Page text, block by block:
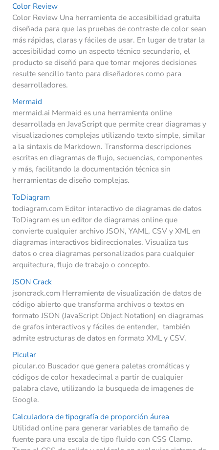
Color Review
Color Review Una herramienta de accesibilidad gratuita
diseñada para que las pruebas de contraste de color sean
más rápidas, claras y fáciles de usar. En lugar de tratar la
accesibilidad como un aspecto técnico secundario, el
producto se diseñó para que tomar mejores decisiones
resulte sencillo tanto para diseñadores como para
desarrolladores.
Mermaid
mermaid.ai Mermaid es una herramienta online
desarrollada en JavaScript que permite crear diagramas y
visualizaciones complejas utilizando texto simple, similar
a la sintaxis de Markdown. Transforma descripciones
escritas en diagramas de flujo, secuencias, componentes
y más, facilitando la documentación técnica sin
herramientas de diseño complejas.
ToDiagram
todiagram.com Editor interactivo de diagramas de datos
ToDiagram es un editor de diagramas online que
convierte cualquier archivo JSON, YAML, CSV y XML en
diagramas interactivos bidireccionales. Visualiza tus
datos o crea diagramas personalizados para cualquier
arquitectura, flujo de trabajo o concepto.
JSON Crack
jsoncrack.com Herramienta de visualización de datos de
código abierto que transforma archivos o textos en
formato JSON (JavaScript Object Notation) en diagramas
de grafos interactivos y fáciles de entender, también
admite estructuras de datos en formato XML y CSV.
Picular
picular.co Buscador que genera paletas cromáticas y
códigos de color hexadecimal a partir de cualquier
palabra clave, utilizando la busqueda de imagenes de
Google.
Calculadora de tipografía de proporción áurea
Utilidad online para generar variables de tamaño de
fuente para una escala de tipo fluido con CSS Clamp.